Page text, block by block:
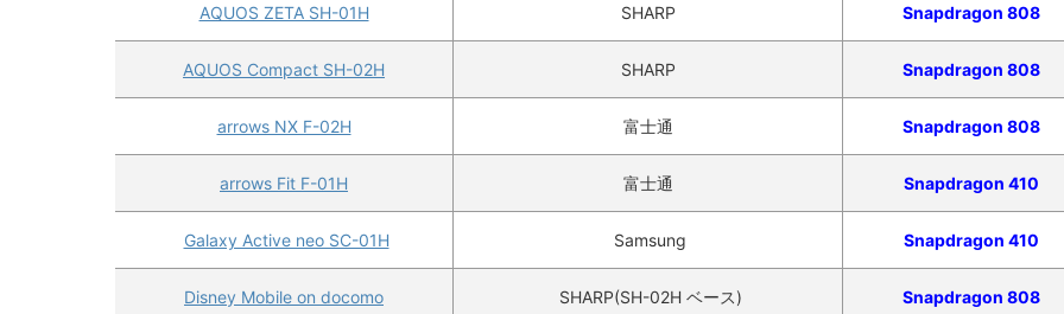
AQUOS ZETA SH-01H SHARP Snapdragon 808
AQUOS Compact SH-02H SHARP Snapdragon 808
arrows NX F-02H 富士通 Snapdragon 808
arrows Fit F-01H 富士通 Snapdragon 410
Galaxy Active neo SC-01H Samsung Snapdragon 410
Disney Mobile on docomo SHARP(SH-02H ベース) Snapdragon 808